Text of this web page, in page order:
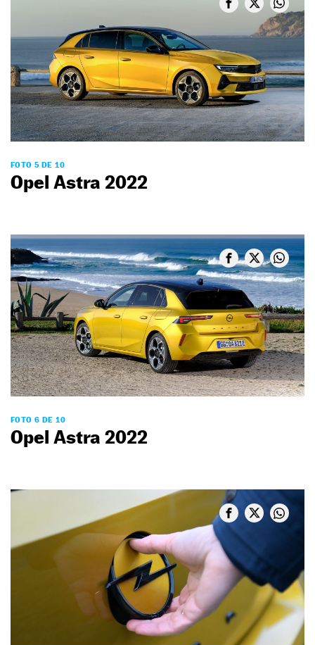
FOTO 5 DE 10
Opel Astra 2022
FOTO 6 DE 10
Opel Astra 2022